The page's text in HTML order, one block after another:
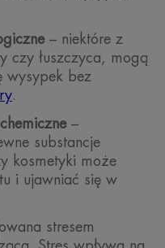
– niektóre z
czy łuszczyca, mogą
wysypek bez
.
–
substancje
kosmetyki może
i ujawniać się w
stresem